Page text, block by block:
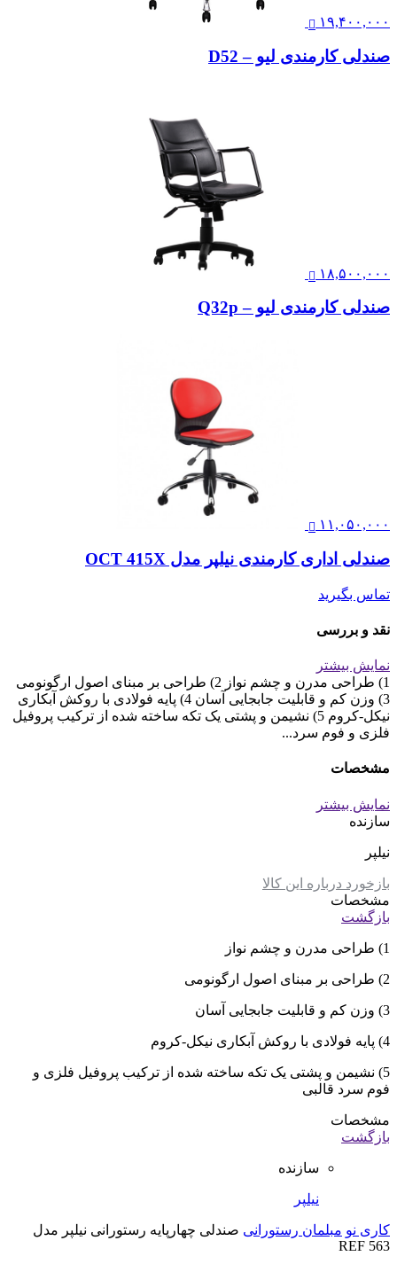
۱۹,۴۰۰,۰۰۰
صندلی کارمندی لیو – D52
۱۸,۵۰۰,۰۰۰
صندلی کارمندی لیو – Q32p
۱۱,۰۵۰,۰۰۰
صندلی اداری کارمندی نیلپر مدل OCT 415X
تماس بگیرید
نقد و بررسی
نمایش بیشتر
1) طراحی مدرن و چشم نواز 2) طراحی بر مبنای اصول ارگونومی
3) وزن کم و قابلیت جابجایی آسان 4) پایه فولادی با روکش آبکاری
نیکل-کروم 5) نشیمن و پشتی یک تکه ساخته شده از ترکیب پروفیل
فلزی و فوم سرد...
مشخصات
نمایش بیشتر
سازنده
نیلپر
بازخورد درباره این کالا
مشخصات
بازگشت
1) طراحی مدرن و چشم نواز
2) طراحی بر مبنای اصول ارگونومی
3) وزن کم و قابلیت جابجایی آسان
4) پایه فولادی با روکش آبکاری نیکل-کروم
5) نشیمن و پشتی یک تکه ساخته شده از ترکیب پروفیل فلزی و
فوم سرد قالبی
مشخصات
بازگشت
سازنده
نیلپر
کاری نو مبلمان رستورانی صندلی چهارپایه رستورانی نیلپر مدل
REF 563